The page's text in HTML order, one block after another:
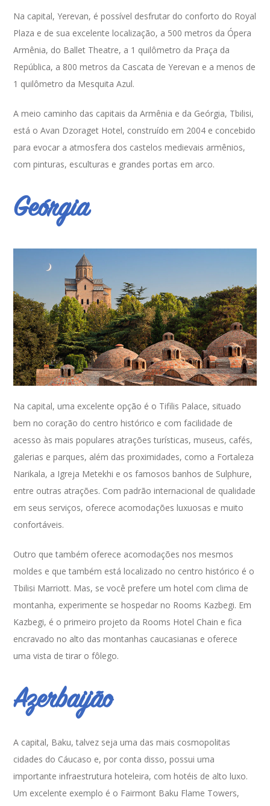
Na capital, Yerevan, é possível desfrutar do conforto do Royal
Plaza e de sua excelente localização, a 500 metros da Ópera
Armênia, do Ballet Theatre, a 1 quilômetro da Praça da
República, a 800 metros da Cascata de Yerevan e a menos de
1 quilômetro da Mesquita Azul.
A meio caminho das capitais da Armênia e da Geórgia, Tbilisi,
está o Avan Dzoraget Hotel, construído em 2004 e concebido
para evocar a atmosfera dos castelos medievais armênios,
com pinturas, esculturas e grandes portas em arco.
Geórgia
Na capital, uma excelente opção é o Tifilis Palace, situado
bem no coração do centro histórico e com facilidade de
acesso às mais populares atrações turísticas, museus, cafés,
galerias e parques, além das proximidades, como a Fortaleza
Narikala, a Igreja Metekhi e os famosos banhos de Sulphure,
entre outras atrações. Com padrão internacional de qualidade
em seus serviços, oferece acomodações luxuosas e muito
confortáveis.
Outro que também oferece acomodações nos mesmos
moldes e que também está localizado no centro histórico é o
Tbilisi Marriott. Mas, se você prefere um hotel com clima de
montanha, experimente se hospedar no Rooms Kazbegi. Em
Kazbegi, é o primeiro projeto da Rooms Hotel Chain e fica
encravado no alto das montanhas caucasianas e oferece
uma vista de tirar o fôlego.
Azerbaijão
A capital, Baku, talvez seja uma das mais cosmopolitas
cidades do Cáucaso e, por conta disso, possui uma
importante infraestrutura hoteleira, com hotéis de alto luxo.
Um excelente exemplo é o Fairmont Baku Flame Towers,